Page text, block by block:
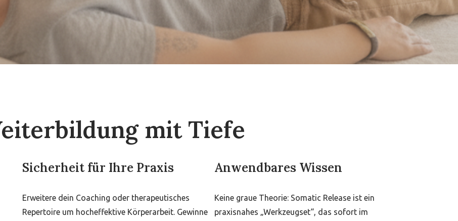
mit Tiefe
Sicherheit für Ihre Praxis
Erweitere dein Coaching oder therapeutisches
Repertoire um hocheffektive Körperarbeit. Gewinne
Anwendbares Wissen
Keine graue Theorie: Somatic Release ist ein
praxisnahes „Werkzeugset“, das sofort im